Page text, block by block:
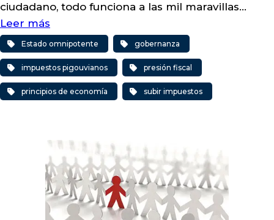
ciudadano, todo funciona a las mil maravillas…
Leer más
Estado omnipotente gobernanza
impuestos pigouvianos presión fiscal
principios de economía subir impuestos